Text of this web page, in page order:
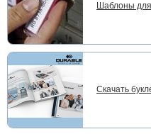
Шаблоны
Скачать